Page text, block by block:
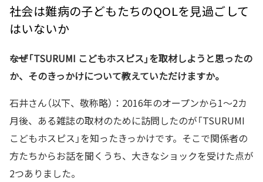
社会は難病の子どもたちのQOLを見過ごして
はいないか
――なぜ「TSURUMI こどもホスピス」を取材しようと思ったの
か、そのきっかけについて教えていただけますか。
石井さん（以下、敬称略）：2016年のオープンから1～2カ
月後、ある雑誌の取材のために訪問したのが「TSURUMI
こどもホスピス」を知ったきっかけです。そこで関係者の
方たちからお話を聞くうち、大きなショックを受けた点が
2つありました。